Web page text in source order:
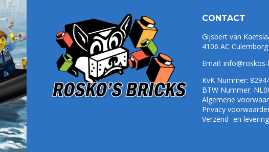
CONTACT
Gijsbert van
4106 AC Culemborg
Email:
KvK Nummer:
BTW Nummer:
Algemene
Privacy
Verzend- en